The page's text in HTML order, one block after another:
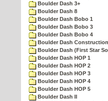
Boulder Dash 3+
Boulder Dash 8
Boulder Dash Bobo 1
Boulder Dash Bobo 3
Boulder Dash Bobo 4
Boulder Dash
Boulder Dash (First Star
Boulder Dash HOP 1
Boulder Dash HOP 2
Boulder Dash HOP 3
Boulder Dash HOP 4
Boulder Dash HOP 5
Boulder Dash II